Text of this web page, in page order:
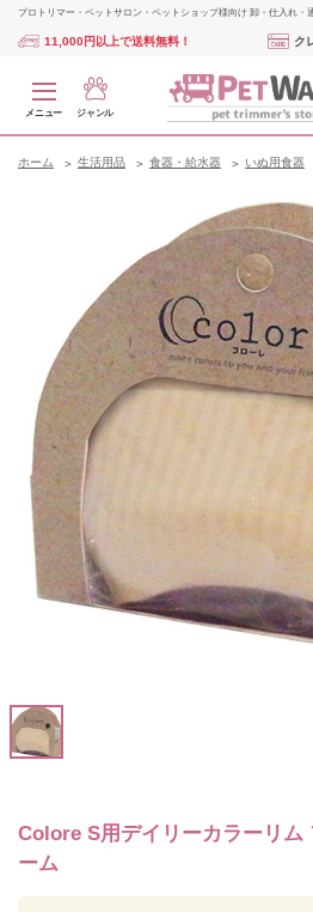
プロトリマー・ペットサロン・ペットショップ様向け 卸・仕入れ・
11,000円以上で送料無料！ ク
メニュー ジャンル
ホーム 生活用品 食器・給水器 いぬ用食器
Colore S用デイリーカラーリム
ーム